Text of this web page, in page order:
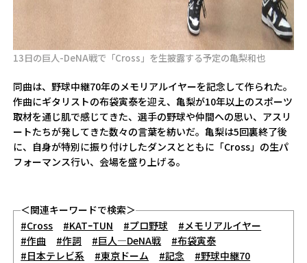
13日の巨人-DeNA戦で「Cross」を生披露する予定の亀梨和也
同曲は、野球中継70年のメモリアルイヤーを記念して作られた。
作曲にギタリストの布袋寅泰を迎え、亀梨が10年以上のスポーツ
取材を通じ肌で感じてきた、選手の野球や仲間への思い、アスリ
ートたちが発してきた数々の言葉を紡いだ。亀梨は5回裏終了後
に、自身が特別に振り付けしたダンスとともに「Cross」の生パ
フォーマンス行い、会場を盛り上げる。
＜関連キーワードで検索＞
#Cross
#KATｰTUN #プロ野球
#メモリアルイヤー
#作曲
#作詞 #巨人―DeNA戦
#布袋寅泰
#日本テレビ系
#東京ドーム #記念
#野球中継70